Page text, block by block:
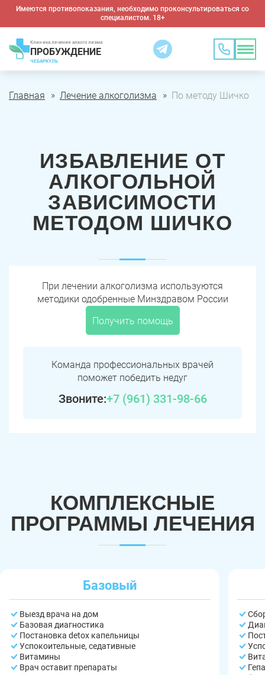
Имеются противопоказания, необходимо проконсультироваться со
специалистом. 18+
Клиника лечения алкоголизма
ПРОБУЖДЕНИЕ
ЧЕБАРКУЛЬ
Главная Лечение алкоголизма По методу Шичко
ИЗБАВЛЕНИЕ ОТ
АЛКОГОЛЬНОЙ
ЗАВИСИМОСТИ
МЕТОДОМ ШИЧКО
При лечении алкоголизма используются
методики одобренные Минздравом России
Получить помощь
Команда профессиональных врачей
поможет победить недуг
Звоните:+7 (961) 331-98-66
КОМПЛЕКСНЫЕ
ПРОГРАММЫ ЛЕЧЕНИЯ
Базовый
Выезд врача на дом
Базовая диагностика
Постановка detox капельницы
Успокоительные, седативные
Витамины
Врач оставит препараты